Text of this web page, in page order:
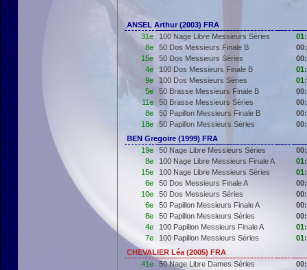
ANSEL Arthur (2003) FRA
31e
100 Nage Libre Messieurs Séries
8e
50 Dos Messieurs Finale B
15e
50 Dos Messieurs Séries
4e
100 Dos Messieurs Finale B
9e
100 Dos Messieurs Séries
5e
50 Brasse Messieurs Finale B
11e
50 Brasse Messieurs Séries
8e
50 Papillon Messieurs Finale B
18e
50 Papillon Messieurs Séries
BEN Gregoire (1999) FRA
19e
50 Nage Libre Messieurs Séries
8e
100 Nage Libre Messieurs Finale A
15e
100 Nage Libre Messieurs Séries
6e
50 Dos Messieurs Finale A
10e
50 Dos Messieurs Séries
6e
50 Papillon Messieurs Finale A
8e
50 Papillon Messieurs Séries
4e
100 Papillon Messieurs Finale A
7e
100 Papillon Messieurs Séries
CHEVALIER Léa (2005) FRA
41e
50 Nage Libre Dames Séries